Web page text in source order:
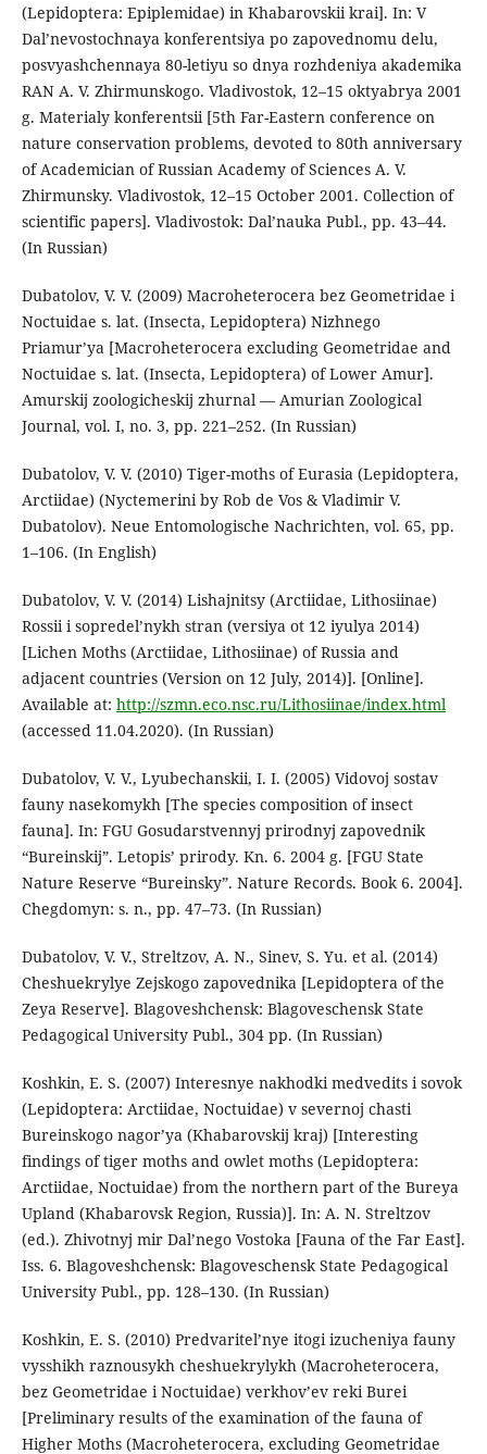
(Lepidoptera: Epiplemidae) in Khabarovskii krai]. In: V
Dal’nevostochnaya konferentsiya po zapovednomu delu,
posvyashchennaya 80-letiyu so dnya rozhdeniya akademika
RAN A. V. Zhirmunskogo. Vladivostok, 12–15 oktyabrya 2001
g. Materialy konferentsii [5th Far-Eastern conference on
nature conservation problems, devoted to 80th anniversary
of Academician of Russian Academy of Sciences A. V.
Zhirmunsky. Vladivostok, 12–15 October 2001. Collection of
scientific papers]. Vladivostok: Dal’nauka Publ., pp. 43–44.
(In Russian)
Dubatolov, V. V. (2009) Macroheterocera bez Geometridae i
Noctuidae s. lat. (Insecta, Lepidoptera) Nizhnego
Priamur’ya [Macroheterocera excluding Geometridae and
Noctuidae s. lat. (Insecta, Lepidoptera) of Lower Amur].
Amurskij zoologicheskij zhurnal — Amurian Zoological
Journal, vol. I, no. 3, pp. 221–252. (In Russian)
Dubatolov, V. V. (2010) Tiger-moths of Eurasia (Lepidoptera,
Arctiidae) (Nyctemerini by Rob de Vos & Vladimir V.
Dubatolov). Neue Entomologische Nachrichten, vol. 65, pp.
1–106. (In English)
Dubatolov, V. V. (2014) Lishajnitsy (Arctiidae, Lithosiinae)
Rossii i sopredel’nykh stran (versiya ot 12 iyulya 2014)
[Lichen Moths (Arctiidae, Lithosiinae) of Russia and
adjacent countries (Version on 12 July, 2014)]. [Online].
Available at: http://szmn.eco.nsc.ru/Lithosiinae/index.html
(accessed 11.04.2020). (In Russian)
Dubatolov, V. V., Lyubechanskii, I. I. (2005) Vidovoj sostav
fauny nasekomykh [The species composition of insect
fauna]. In: FGU Gosudarstvennyj prirodnyj zapovednik
“Bureinskij”. Letopis’ prirody. Kn. 6. 2004 g. [FGU State
Nature Reserve “Bureinsky”. Nature Records. Book 6. 2004].
Chegdomyn: s. n., pp. 47–73. (In Russian)
Dubatolov, V. V., Streltzov, A. N., Sinev, S. Yu. et al. (2014)
Cheshuekrylye Zejskogo zapovednika [Lepidoptera of the
Zeya Reserve]. Blagoveshchensk: Blagoveschensk State
Pedagogical University Publ., 304 pp. (In Russian)
Koshkin, E. S. (2007) Interesnye nakhodki medvedits i sovok
(Lepidoptera: Arctiidae, Noctuidae) v severnoj chasti
Bureinskogo nagor’ya (Khabarovskij kraj) [Interesting
findings of tiger moths and owlet moths (Lepidoptera:
Arctiidae, Noctuidae) from the northern part of the Bureya
Upland (Khabarovsk Region, Russia)]. In: A. N. Streltzov
(ed.). Zhivotnyj mir Dal’nego Vostoka [Fauna of the Far East].
Iss. 6. Blagoveshchensk: Blagoveschensk State Pedagogical
University Publ., pp. 128–130. (In Russian)
Koshkin, E. S. (2010) Predvaritel’nye itogi izucheniya fauny
vysshikh raznousykh cheshuekrylykh (Macroheterocera,
bez Geometridae i Noctuidae) verkhov’ev reki Burei
[Preliminary results of the examination of the fauna of
Higher Moths (Macroheterocera, excluding Geometridae